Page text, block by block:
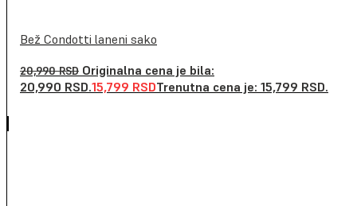
Bež Condotti laneni sako
20,990RSD Originalna cena je bila:
20,990 RSD.15,799 RSDTrenutna cena je: 15,799 RSD.